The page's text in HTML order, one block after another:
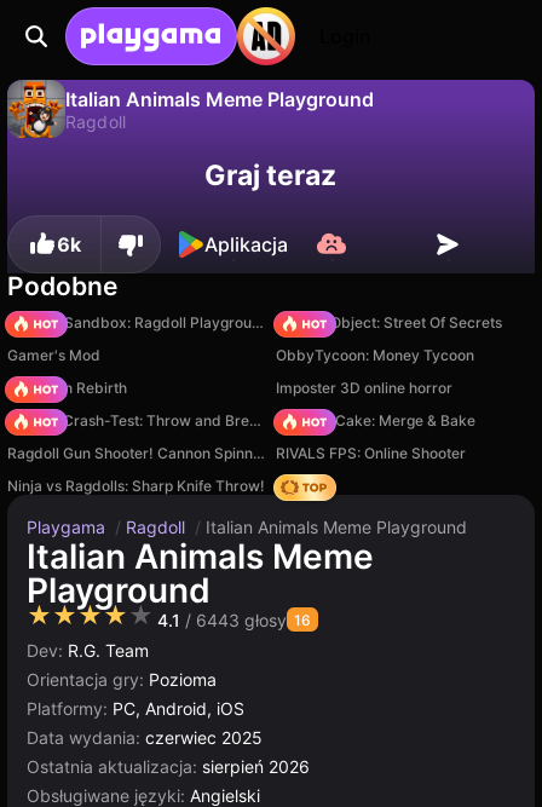
Italian Animals Meme Playground
Ragdoll
Zapisz postępy! Nie
Graj teraz
6k Aplikacja
Podobne
Sprunki Sandbox: Ragdoll Playground Mode
Hidden Object: Street Of Secrets
Gamer's Mod
ObbyTycoon: Money Tycoon
Stickman Rebirth
Imposter 3D online horror
Ragdoll Crash-Test: Throw and Break!
Piece of Cake: Merge & Bake
Ragdoll Gun Shooter! Cannon Spinner Playground
RIVALS FPS: Online Shooter
Ninja vs Ragdolls: Sharp Knife Throw!
Hedgies
Playgama / Ragdoll / Italian Animals Meme Playground
Italian Animals Meme
Playground
★★★★★ 4.1 / 6443 głosy 16
Dev: R.G. Team
Orientacja gry: Pozioma
Platformy: PC, Android, iOS
Data wydania: czerwiec 2025
Ostatnia aktualizacja: sierpień 2026
Obsługiwane języki: Angielski